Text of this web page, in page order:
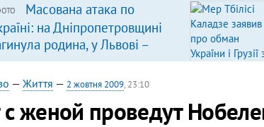
Масована атака по
на Дніпропетровщині
родина, у Львові –
по багатоповерхівках
— Життя — 2 жовтня 2009, 23:10
женой проведут